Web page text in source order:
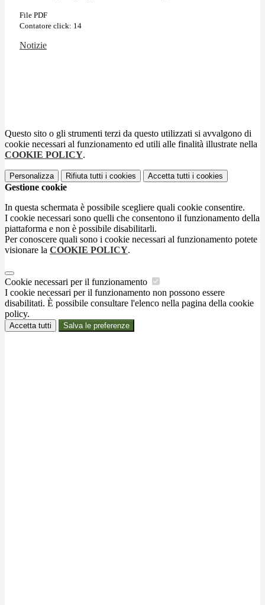
File PDF
Contatore click: 14
Notizie
Questo sito o gli strumenti terzi da questo utilizzati si avvalgono di
cookie necessari al funzionamento ed utili alle finalità illustrate nella
COOKIE POLICY.
Personalizza Rifiuta tutti i cookies Accetta tutti i cookies
Gestione cookie
In questa schermata è possibile scegliere quali cookie consentire.
I cookie necessari sono quelli che consentono il funzionamento della
piattaforma e non è possibile disabilitarli.
Per conoscere quali sono i cookie necessari al funzionamento potete
visionare la COOKIE POLICY.
Cookie necessari per il funzionamento
I cookie necessari per il funzionamento non possono essere
disabilitati. È possibile consultare l'elenco nella pagina della cookie
policy.
Accetta tutti Salva le preferenze